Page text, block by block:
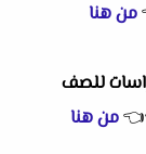
من هنا
للصف
👈من هنا